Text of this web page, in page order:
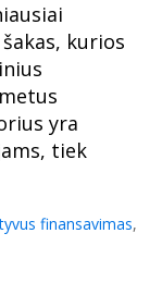
kurios
yra
tiek
finansavimas,